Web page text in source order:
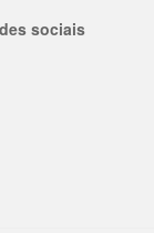
sociais